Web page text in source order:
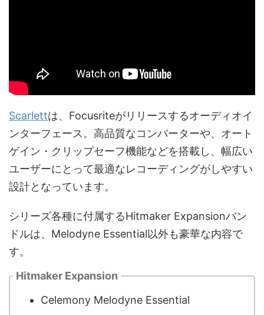
Scarlettは、Focusriteがリリースするオーディオイ
ンターフェース。高品質なコンバーターや、オート
ゲイン・クリップセーフ機能などを搭載し、幅広い
ユーザーにとって最適なレコーディングがしやすい
設計となっています。
シリーズ各種に付属するHitmaker Expansionバン
ドルは、Melodyne Essential以外も豪華な内容で
す。
Hitmaker Expansion
Celemony Melodyne Essential